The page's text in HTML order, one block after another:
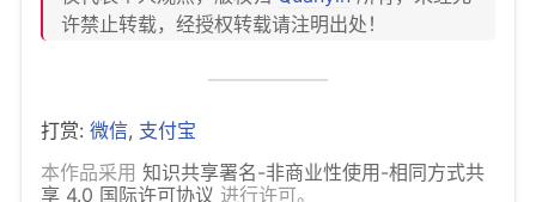
许禁止转载，经授权转载请注明出处！
打赏: 微信, 支付宝
本作品采用 知识共享署名-非商业性使用-相同方式共
享 4.0 国际许可协议 进行许可。